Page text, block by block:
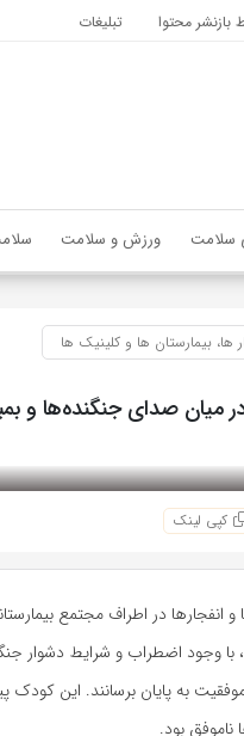
بازنشر محتوا تبلیغات
سلامت ورزش و سلامت
بیمارستان ها و کلینیک ها
کپی لینک
در اطراف مجتمع
با وجود اضطراب و شرایط دشوار
مغان را با موفقیت به پایان برسانند. این
بود.